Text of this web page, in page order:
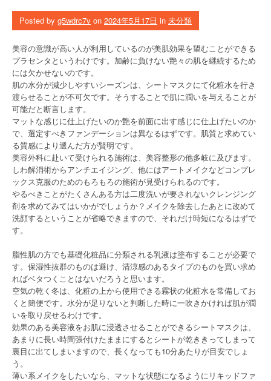
Posted by g5wdrc7v on 2024年5月17日 in 未分類
美容の意識が高い人が利用しているのが美肌効果を望むことができる
プラセンタというわけです。加齢に負けない艶々の肌を継続するため
には欠かせないのです。
肌の水分が減少しやすいシーズンは、シートマスクにて化粧水を行き
渡らせることが不可欠です。そうすることで肌に潤いを与えることが
可能だと断言します。
マットな感じに仕上げたいのか艶を前面に出す感じに仕上げたいのか
で、選定すべきファンデーションは異なるはずです。肌質と求めてい
る質感により選んだ方が賢明です。
美容外科に赴いて受けられる施術は、美容整形の他多岐に及びます。
しわ解消術からアンチエイジング、他にはアートメイクなどコンプレ
ックス克服のためのもろもろの施術が見受けられるのです。
やるべきことがたくさんある方は二度洗いが要されないクレンジング
剤を求めてみてはいかがでしょうか？メイクを除去したあとに改めて
洗顔するということが省略できますので、それだけ時短になるはずで
す。
脂性肌の方でも基礎化粧品に分類される乳液は塗布することが必要で
す。保湿性抜群のものは避け、清涼感のあるタイプのものを買い求め
ればベタつくことはないだろうと思います。
空気の乾く冬は、化粧の上から使用できる霧状の化粧水を常備してお
くと簡便です。水分が足りないと判断した時に一吹きかければ肌が潤
いを取り戻せるわけです。
効果のある美容液をお肌に浸透させることができるシートマスクは、
あまりに長い時間張付けたままにするとシートが乾ききってしまって
裏目に出てしまいますので、長くなっても10分あたりが目安でしょ
う。
薄い系メイクをしたいなら、マットな状態になるようにリキッドファ